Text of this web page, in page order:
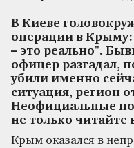
В Киеве
операции в Крыму:
– это реально".
офицер разгадал,
убили именно
ситуация, регион
Неофициальные
не только читайте
Крым оказался в